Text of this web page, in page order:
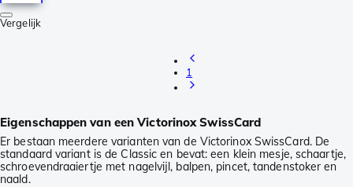
Vergelijk
1
Eigenschappen van een Victorinox SwissCard
Er bestaan meerdere varianten van de Victorinox SwissCard. De
standaard variant is de Classic en bevat: een klein mesje, schaartje,
schroevendraaiertje met nagelvijl, balpen, pincet, tandenstoker en
naald.